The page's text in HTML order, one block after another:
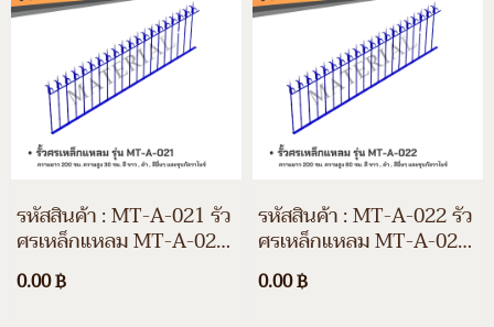
รหัสสินค้า : MT-A-021 รั้ว
ศรเหล็กแหลม MT-A-021
ความยาว 200 ซม. ความสูง
30 ซม. สีขาว สีดำ สีอื่นๆ
0.00 ฿
รหัสสินค้า : MT-A-022 รั้ว
ศรเหล็กแหลม MT-A-022
ความยาว 200 ซม. ความสูง
60 ซม. สีขาว สีดำ สีอื่นๆ
0.00 ฿